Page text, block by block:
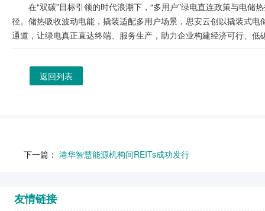
在“双碳”目标引领的时代浪潮下，“多用户”绿电直连政策与电
径。储热吸收波动电能，撬装适配多用户场景，思安云创以撬装式
通道，让绿电真正直达终端、服务生产，助力企业构建经济可行、低
返回列表
下一篇： 港华智慧能源机构间REITs成功发行
友情链接